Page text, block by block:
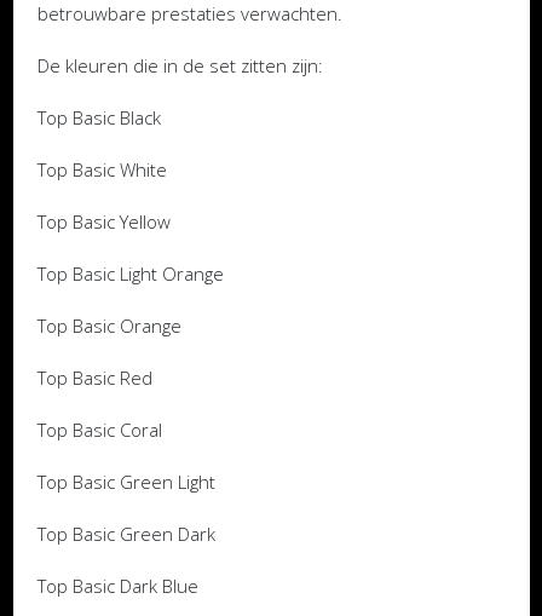
betrouwbare prestaties verwachten.
De kleuren die in de set zitten zijn:
Top Basic Black
Top Basic White
Top Basic Yellow
Top Basic Light Orange
Top Basic Orange
Top Basic Red
Top Basic Coral
Top Basic Green Light
Top Basic Green Dark
Top Basic Dark Blue